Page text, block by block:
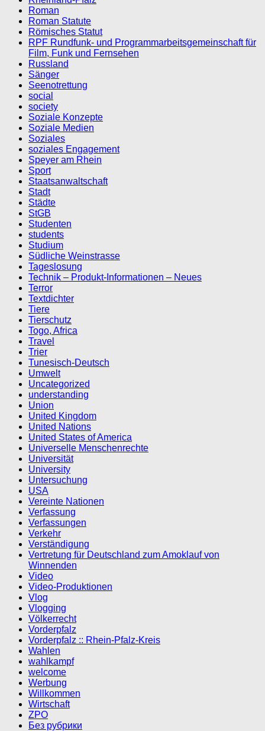
Roman
Roman Statute
Römisches Statut
RPF Rundfunk- und Programmarbeitsgemeinschaft für
Film, Funk und Fernsehen
Russland
Sänger
Seenotrettung
social
society
Soziale Konzepte
Soziale Medien
Soziales
soziales Engagement
Speyer am Rhein
Sport
Staatsanwaltschaft
Stadt
Städte
StGB
Studenten
students
Studium
Südliche Weinstrasse
Tageslosung
Technik – Produkt-Informationen – Neues
Terror
Textdichter
Tiere
Tierschutz
Togo, Africa
Travel
Trier
Tunesisch-Deutsch
Umwelt
Uncategorized
understanding
Union
United Kingdom
United Nations
United States of America
Universelle Menschenrechte
Universität
University
Untersuchung
USA
Vereinte Nationen
Verfassung
Verfassungen
Verkehr
Verständigung
Vertretung für Deutschland zum Amoklauf von
Winnenden
Video
Video-Produktionen
Vlog
Vlogging
Völkerrecht
Vorderpfalz
Vorderpfalz :: Rhein-Pfalz-Kreis
Wahlen
wahlkampf
welcome
Werbung
Willkommen
Wirtschaft
ZPO
Без рубрики